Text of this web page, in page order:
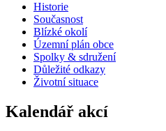
Historie
Současnost
Blízké okolí
Územní plán obce
Spolky & sdružení
Důležité odkazy
Životní situace
Kalendář akcí